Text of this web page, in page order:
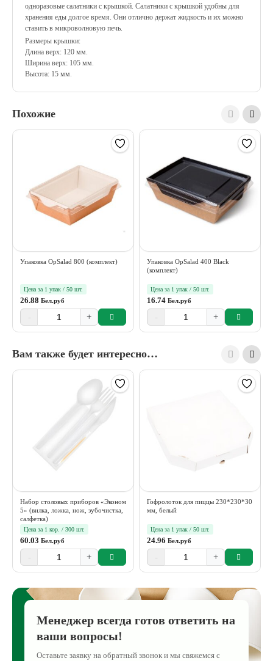
одноразовые салатники с крышкой. Салатники с крышкой удобны для
хранения еды долгое время. Они отлично держат жидкость и их можно
ставить в микроволновую печь.
Размеры крышки:
Длина верх: 120 мм.
Ширина верх: 105 мм.
Высота: 15 мм.
Похожие
Упаковка OpSalad 800 (комплект)
Цена за 1 упак / 50 шт.
26.88 Бел.руб
- +
Упаковка OpSalad 400 Black
(комплект)
Цена за 1 упак / 50 шт.
16.74 Бел.руб
- +
Вам также будет интересно…
Набор столовых приборов «Эконом
5» (вилка, ложка, нож, зубочистка,
салфетка)
Цена за 1 кор. / 300 шт.
60.03 Бел.руб
- +
Гофролоток для пиццы 230*230*30
мм, белый
Цена за 1 упак / 50 шт.
24.96 Бел.руб
- +
Менеджер всегда готов ответить на
ваши вопросы!
Оставьте заявку на обратный звонок и мы свяжемся с